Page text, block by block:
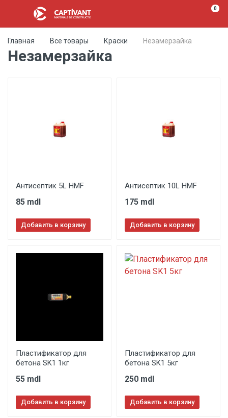
0
Главная Все товары Краски Незамерзайка
Незамерзайка
Антисептик 5L HMF
85 mdl
Добавить в корзину
Антисептик 10L HMF
175 mdl
Добавить в корзину
Пластификатор для
бетона SK1 1кг
55 mdl
Добавить в корзину
Пластификатор для
бетона SK1 5кг
250 mdl
Добавить в корзину